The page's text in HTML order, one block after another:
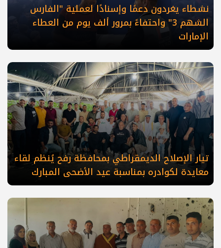
نشطاء يغردون دعمًا وإسنادًا لعملية "الفارس
الشهم 3" واحتفاءً بمرور ألف يوم من العطاء
الإمارات
تيار الإصلاح الديمقراطي بمحافظة رفح يُنظم لقاء
معايدة لكوادره بمناسبة عيد الأضحى المبارك